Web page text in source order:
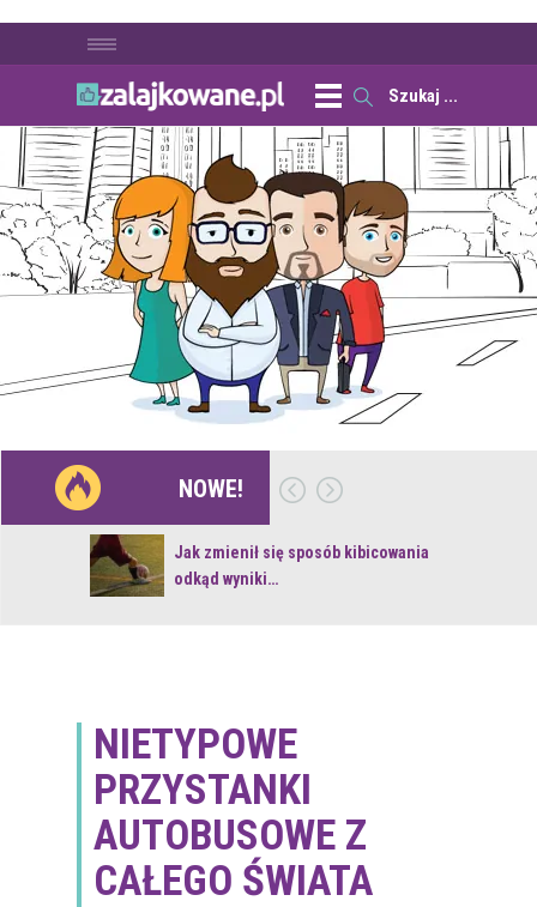
NOWE!
Jak zmienił się sposób kibicowania
odkąd wyniki…
NIETYPOWE
PRZYSTANKI
AUTOBUSOWE Z
CAŁEGO ŚWIATA